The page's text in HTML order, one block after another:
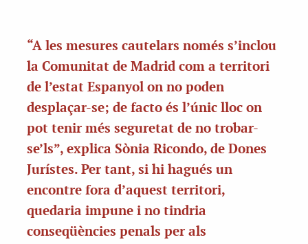
“A les mesures cautelars només s’inclou
la Comunitat de Madrid com a territori
de l’estat Espanyol on no poden
desplaçar-se; de facto és l’únic lloc on
pot tenir més seguretat de no trobar-
se’ls”, explica Sònia Ricondo, de Dones
Jurístes. Per tant, si hi hagués un
encontre fora d’aquest territori,
quedaria impune i no tindria
conseqüències penals per als